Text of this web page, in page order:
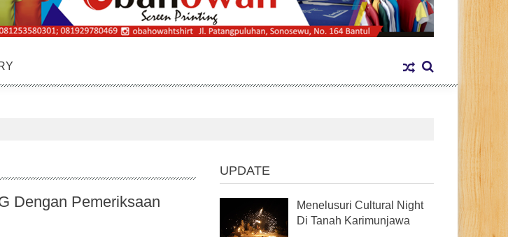
Dengan Pemeriksaan
UPDATE
Menelusuri Cultural Night
Di Tanah Karimunjawa